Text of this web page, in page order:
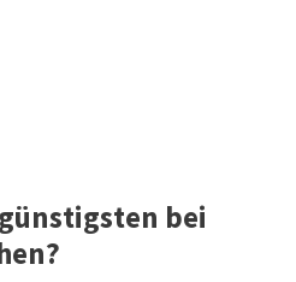
bei